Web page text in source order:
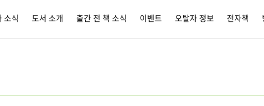
소식 도서 소개 출간 전 책 소식 이벤트 오탈자 정보 전자책